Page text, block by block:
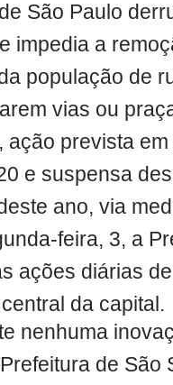
São Paulo
impedia a
população de
vias ou
ação prevista
e suspensa
ano, via
feira, 3, a
ações diárias
da capital.
nenhuma
de São